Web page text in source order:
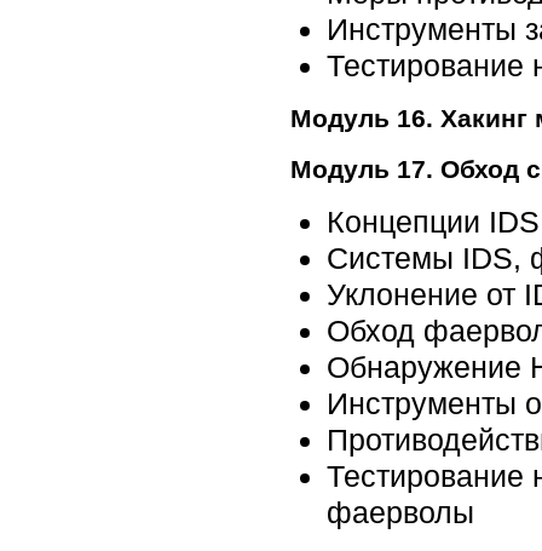
Инструменты
Тестирование
Модуль 16.
Модуль 17. Обход
Концепции
Системы IDS,
Уклонение от
Обход
Обнаружение
Инструменты
Тестирование
фаерволы